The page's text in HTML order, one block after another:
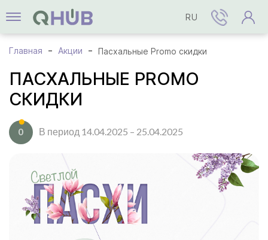
RU
Главная Акции Пасхальные Promo скидки
ПАСХАЛЬНЫЕ PROMO
СКИДКИ
0 В период 14.04.2025 – 25.04.2025